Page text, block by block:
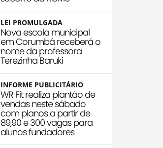
LEI PROMULGADA
Nova escola municipal
em Corumbá receberá o
nome da professora
Terezinha Baruki
INFORME PUBLICITÁRIO
WR Fit realiza plantão de
vendas neste sábado
com planos a partir de
89,90 e 300 vagas para
alunos fundadores